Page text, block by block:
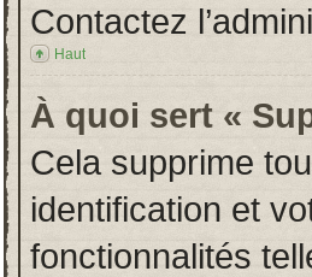
Contactez
Haut
À quoi sert «
Cela supprime
identification et
fonctionnalités